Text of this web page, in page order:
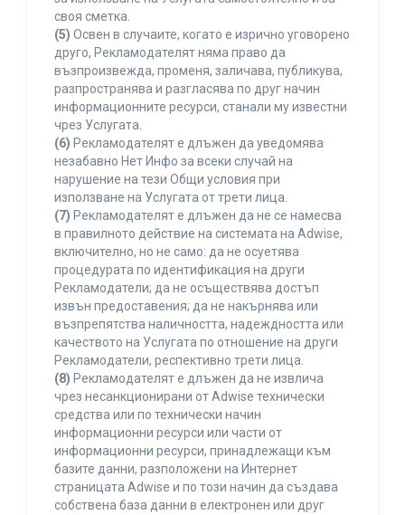
своя сметка.
(5) Освен в случаите, когато е изрично уговорено
друго, Рекламодателят няма право да
възпроизвежда, променя, заличава, публикува,
разпространява и разгласява по друг начин
информационните ресурси, станали му известни
чрез Услугата.
(6) Рекламодателят е длъжен да уведомява
незабавно Нет Инфо за всеки случай на
нарушение на тези Общи условия при
използване на Услугата от трети лица.
(7) Рекламодателят е длъжен да не се намесва
в правилното действие на системата на Adwise,
включително, но не само: да не осуетява
процедурата по идентификация на други
Рекламодатели; да не осъществява достъп
извън предоставения; да не накърнява или
възпрепятства наличността, надеждността или
качеството на Услугата по отношение на други
Рекламодатели, респективно трети лица.
(8) Рекламодателят е длъжен да не извлича
чрез несанкционирани от Adwise технически
средства или по технически начин
информационни ресурси или части от
информационни ресурси, принадлежащи към
базите данни, разположени на Интернет
страницата Adwise и по този начин да създава
собствена база данни в електронен или друг